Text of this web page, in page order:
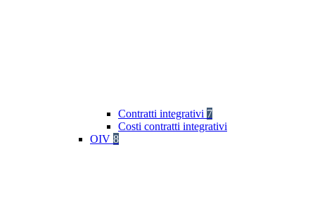
Contratti integrativi 7
Costi contratti integrativi
OIV 8